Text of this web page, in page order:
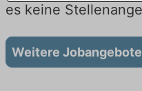
es keine
Weitere